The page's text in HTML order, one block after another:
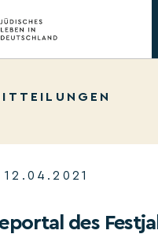
12.04.2021
des